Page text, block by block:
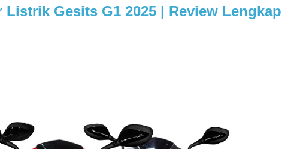
Gesits G1 2025 | Review Lengkap